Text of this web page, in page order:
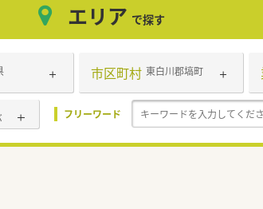
エリア で探す
市区町村 東白川郡塙町
フリーワード